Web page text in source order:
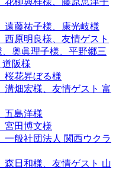
藤祐子様、康光岐様
原明良様、友情ゲスト
奥眞理子様、平野郷三
阪様
桜花昇ぼる様
畑宏様、友情ゲスト 富
五島洋様
宮田博文様
般社団法人 関西ウクラ
日和様、友情ゲスト 山